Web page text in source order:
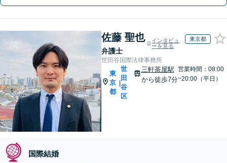
佐藤 聖也
弁護士
インタビュ
ーを見る
東京都
世田谷国際法律事務所
東
京
都
|
世
田
谷
区
三軒茶屋駅
から徒歩7分
営業時間：08:00
~20:00（平日）
国際結婚